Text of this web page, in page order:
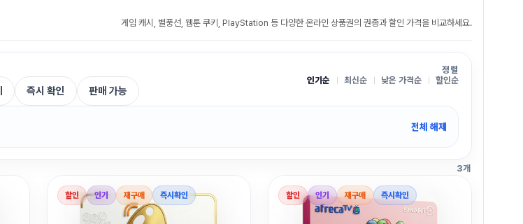
게임 캐시, 별풍선, 웹툰 쿠키, PlayStation 등 다양한 온라인 상품권의 권종과 할인 가격을 비교하세요.
즉시 확인 판매 가능
정렬
인기순
최신순 낮은 가격순 할인순
전체 해제
3개
할인 인기 재구매 즉시확인 할인 인기 재구매 즉시확인